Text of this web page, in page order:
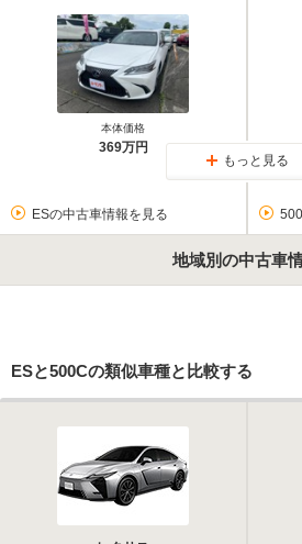
本体価格
369万円
もっと見る
ESの中古車情報を見る
地域別の中古車
ESと500Cの類似車種と比較する